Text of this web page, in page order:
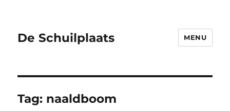
De Schuilplaats MENU
Tag: naaldboom